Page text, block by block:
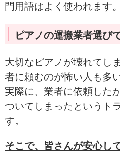
門用語はよく使われます。
ピアノの運搬業者選び
大切なピアノが壊れてし
者に頼むのが怖い人も多
実際に、業者に依頼した
ついてしまったというト
す。
そこで、皆さんが安心し